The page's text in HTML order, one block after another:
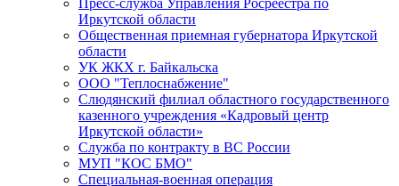
Пресс-служба Управления Росреестра по
Иркутской области
Общественная приемная губернатора Иркутской
области
УК ЖКХ г. Байкальска
ООО "Теплоснабжение"
Слюдянский филиал областного государственного
казенного учреждения «Кадровый центр
Иркутской области»
Служба по контракту в ВС России
МУП "КОС БМО"
Специальная-военная операция